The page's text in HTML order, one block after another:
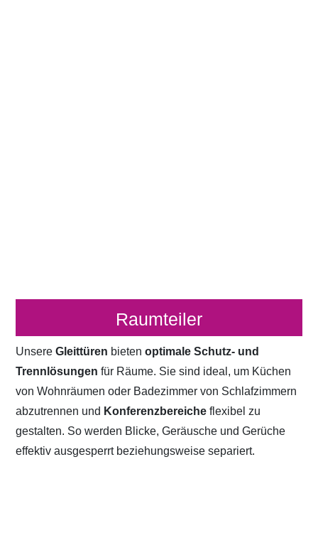
Raumteiler
UnsereGleittüren bietenoptimale Schutz- und
Trennlösungen für Räume. Sie sind ideal, um Küchen
von Wohnräumen oder Badezimmer von Schlafzimmern
abzutrennen und Konferenzbereicheflexibel zu
gestalten. So werden Blicke, Geräusche und Gerüche
effektiv ausgesperrt beziehungsweise separiert.